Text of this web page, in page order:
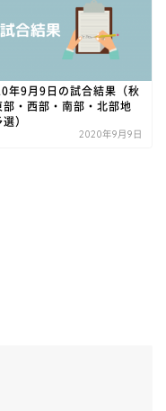
年9月9日の試合結果（秋
部・西部・南部・北部地
）
2020年9月9日